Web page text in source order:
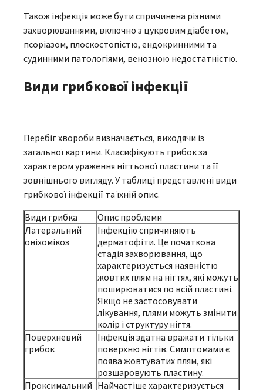
Також інфекція може бути спричинена різними
захворюваннями, включно з цукровим діабетом,
псоріазом, плоскостопістю, ендокринними та
судинними патологіями, венозною недостатністю.
Види грибкової інфекції
Перебіг хвороби визначається, виходячи із
загальної картини. Класифікують грибок за
характером ураження нігтьової пластини та її
зовнішнього вигляду. У таблиці представлені види
грибкової інфекції та їхній опис.
Види грибка
Опис проблеми
Латеральний
оніхомікоз
Інфекцію спричиняють
дерматофіти. Це початкова
стадія захворювання, що
характеризується наявністю
жовтих плям на нігтях, які можуть
поширюватися по всій пластині.
Якщо не застосовувати
лікування, плями можуть змінити
колір і структуру нігтя.
Поверхневий
грибок
Інфекція здатна вражати тільки
поверхню нігтів. Симптомами є
поява жовтуватих плям, які
розшаровують пластину.
Проксимальний Найчастіше характеризується